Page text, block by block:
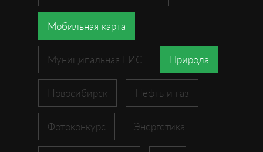
Мобильная карта
Муниципальная ГИС Природа
Новосибирск Нефть и газ
Фотоконкурс Энергетика